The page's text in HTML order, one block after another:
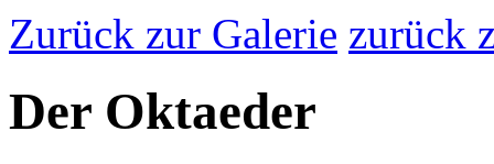
Zurück zur Galerie zurück
Der Oktaeder